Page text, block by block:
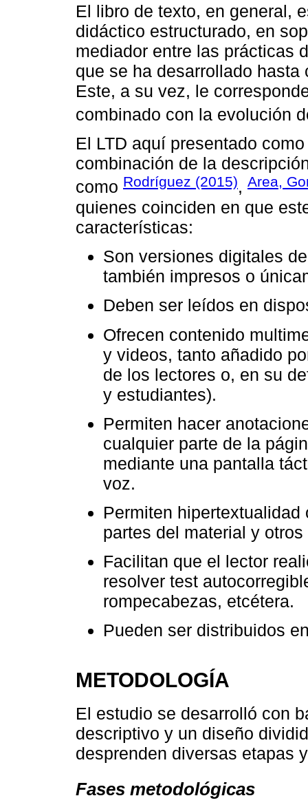
El libro de texto, en general,
didáctico estructurado, en
mediador entre las prácticas
que se ha desarrollado
Este, a su vez, le
combinado con la evolución
El LTD aquí presentado
combinación de la
como Rodríguez (2015), Area,
quienes coinciden en que
características:
Son versiones digitales
también impresos o
Deben ser leídos en
Ofrecen contenido
y videos, tanto añadido
de los lectores o, en su
y estudiantes).
Permiten hacer
cualquier parte de la
mediante una pantalla
voz.
Permiten
partes del material y
Facilitan que el lector
resolver test
rompecabezas, etcétera.
Pueden ser distribuidos
METODOLOGÍA
El estudio se desarrolló con
descriptivo y un diseño
desprenden diversas etapas
Fases metodológicas